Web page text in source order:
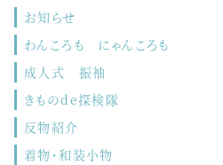
お知らせ
わんころも にゃんころも
成人式 振袖
きものde探検隊
反物紹介
着物・和装小物